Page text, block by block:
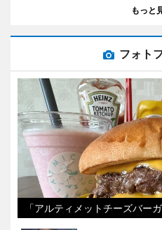
もっと
フォト
「アルティメットチーズバー